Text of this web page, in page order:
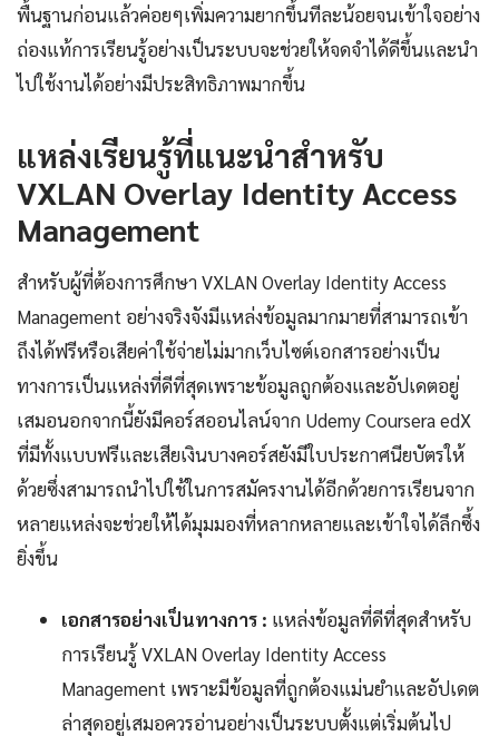
พื้นฐานก่อนแล้วค่อยๆเพิ่มความยากขึ้นทีละน้อยจนเข้าใจอย่าง
ถ่องแท้การเรียนรู้อย่างเป็นระบบจะช่วยให้จดจำได้ดีขึ้นและนำ
ไปใช้งานได้อย่างมีประสิทธิภาพมากขึ้น
แหล่งเรียนรู้ที่แนะนำสำหรับ
VXLAN Overlay Identity Access
Management
สำหรับผู้ที่ต้องการศึกษา VXLAN Overlay Identity Access
Management อย่างจริงจังมีแหล่งข้อมูลมากมายที่สามารถเข้า
ถึงได้ฟรีหรือเสียค่าใช้จ่ายไม่มากเว็บไซต์เอกสารอย่างเป็น
ทางการเป็นแหล่งที่ดีที่สุดเพราะข้อมูลถูกต้องและอัปเดตอยู่
เสมอนอกจากนี้ยังมีคอร์สออนไลน์จาก Udemy Coursera edX
ที่มีทั้งแบบฟรีและเสียเงินบางคอร์สยังมีใบประกาศนียบัตรให้
ด้วยซึ่งสามารถนำไปใช้ในการสมัครงานได้อีกด้วยการเรียนจาก
หลายแหล่งจะช่วยให้ได้มุมมองที่หลากหลายและเข้าใจได้ลึกซึ้ง
ยิ่งขึ้น
เอกสารอย่างเป็นทางการ : แหล่งข้อมูลที่ดีที่สุดสำหรับ
การเรียนรู้ VXLAN Overlay Identity Access
Management เพราะมีข้อมูลที่ถูกต้องแม่นยำและอัปเดต
ล่าสุดอยู่เสมอควรอ่านอย่างเป็นระบบตั้งแต่เริ่มต้นไป